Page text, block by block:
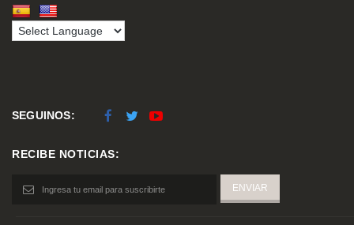
SEGUINOS:
RECIBE NOTICIAS: